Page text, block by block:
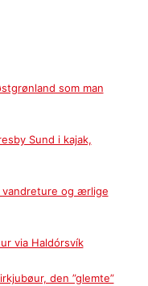
som man
Sund i kajak,
og ærlige
via Haldórsvík
den ”glemte”